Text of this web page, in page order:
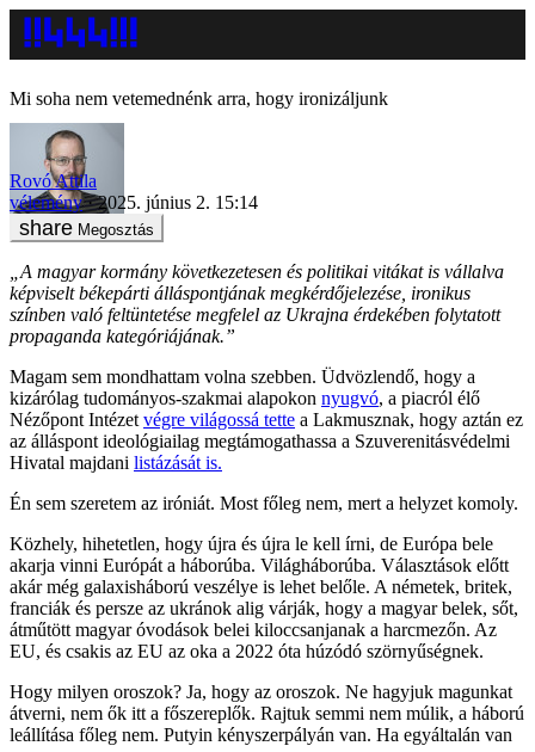
Mi soha nem vetemednénk arra, hogy ironizáljunk
Rovó Attila
vélemény
2025. június 2. 15:14
Megosztás
„A magyar kormány következetesen és politikai vitákat is vállalva
képviselt békepárti álláspontjának megkérdőjelezése, ironikus
színben való feltüntetése megfelel az Ukrajna érdekében folytatott
propaganda kategóriájának.”
Magam sem mondhattam volna szebben. Üdvözlendő, hogy a
kizárólag tudományos-szakmai alapokon nyugvó, a piacról élő
Nézőpont Intézet végre világossá tette a Lakmusznak, hogy aztán ez
az álláspont ideológiailag megtámogathassa a Szuverenitásvédelmi
Hivatal majdani listázását is.
Én sem szeretem az iróniát. Most főleg nem, mert a helyzet komoly.
Közhely, hihetetlen, hogy újra és újra le kell írni, de Európa bele
akarja vinni Európát a háborúba. Világháborúba. Választások előtt
akár még galaxisháború veszélye is lehet belőle. A németek, britek,
franciák és persze az ukránok alig várják, hogy a magyar belek, sőt,
átműtött magyar óvodások belei kiloccsanjanak a harcmezőn. Az
EU, és csakis az EU az oka a 2022 óta húzódó szörnyűségnek.
Hogy milyen oroszok? Ja, hogy az oroszok. Ne hagyjuk magunkat
átverni, nem ők itt a főszereplők. Rajtuk semmi nem múlik, a háború
leállítása főleg nem. Putyin kényszerpályán van. Ha egyáltalán van